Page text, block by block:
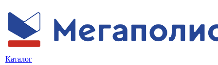
Каталог